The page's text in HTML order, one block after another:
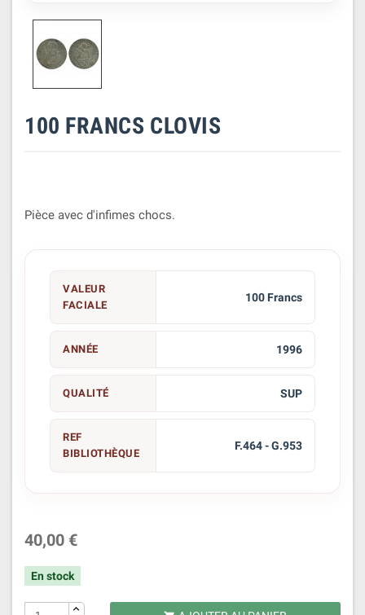
100 FRANCS CLOVIS
Pièce avec d'infimes chocs.
VALEUR
FACIALE
100 Francs
ANNÉE 1996
QUALITÉ SUP
REF
BIBLIOTHÈQUE
F.464 - G.953
40,00 €
En stock